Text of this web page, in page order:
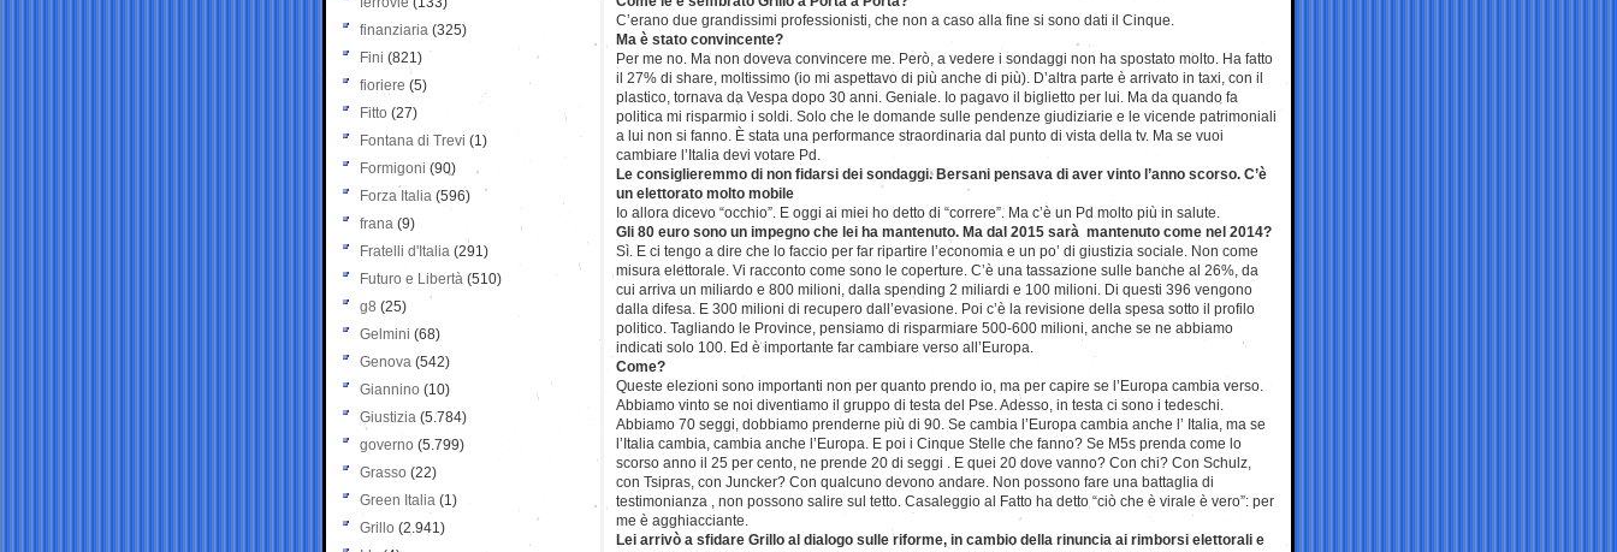
C’erano due grandissimi professionisti, che non a caso alla fine si sono dati il Cinque.
Ma è stato convincente?
Per me no. Ma non doveva convincere me. Però, a vedere i sondaggi non ha spostato molto. Ha fatto
il 27% di share, moltissimo (io mi aspettavo di più anche di più). D’altra parte è arrivato in taxi, con il
plastico, tornava da Vespa dopo 30 anni. Geniale. Io pagavo il biglietto per lui. Ma da quando fa
politica mi risparmio i soldi. Solo che le domande sulle pendenze giudiziarie e le vicende patrimoniali
a lui non si fanno. È stata una performance straordinaria dal punto di vista della tv. Ma se vuoi
cambiare l’Italia devi votare Pd.
Le consiglieremmo di non fidarsi dei sondaggi. Bersani pensava di aver vinto l’anno scorso. C’è
un elettorato molto mobile
Io allora dicevo “occhio”. E oggi ai miei ho detto di “correre”. Ma c’è un Pd molto più in salute.
Gli 80 euro sono un impegno che lei ha mantenuto. Ma dal 2015 sarà mantenuto come nel 2014?
Sì. E ci tengo a dire che lo faccio per far ripartire l’economia e un po’ di giustizia sociale. Non come
misura elettorale. Vi racconto come sono le coperture. C’è una tassazione sulle banche al 26%, da
cui arriva un miliardo e 800 milioni, dalla spending 2 miliardi e 100 milioni. Di questi 396 vengono
dalla difesa. E 300 milioni di recupero dall’evasione. Poi c’è la revisione della spesa sotto il profilo
politico. Tagliando le Province, pensiamo di risparmiare 500-600 milioni, anche se ne abbiamo
indicati solo 100. Ed è importante far cambiare verso all’Europa.
Come?
Queste elezioni sono importanti non per quanto prendo io, ma per capire se l’Europa cambia verso.
Abbiamo vinto se noi diventiamo il gruppo di testa del Pse. Adesso, in testa ci sono i tedeschi.
Abbiamo 70 seggi, dobbiamo prenderne più di 90. Se cambia l’Europa cambia anche l’ Italia, ma se
l’Italia cambia, cambia anche l’Europa. E poi i Cinque Stelle che fanno? Se M5s prenda come lo
scorso anno il 25 per cento, ne prende 20 di seggi . E quei 20 dove vanno? Con chi? Con Schulz,
con Tsipras, con Juncker? Con qualcuno devono andare. Non possono fare una battaglia di
testimonianza , non possono salire sul tetto. Casaleggio al Fatto ha detto “ciò che è virale è vero”: per
me è agghiacciante.
Lei arrivò a sfidare Grillo al dialogo sulle riforme, in cambio della rinuncia ai rimborsi elettorali e
finanziaria (325)
Fini (821)
fioriere (5)
Fitto (27)
Fontana di Trevi (1)
Formigoni (90)
Forza Italia (596)
frana (9)
Fratelli d'Italia (291)
Futuro e Libertà (510)
g8 (25)
Gelmini (68)
Genova (542)
Giannino (10)
Giustizia (5.784)
governo (5.799)
Grasso (22)
Green Italia (1)
Grillo (2.941)